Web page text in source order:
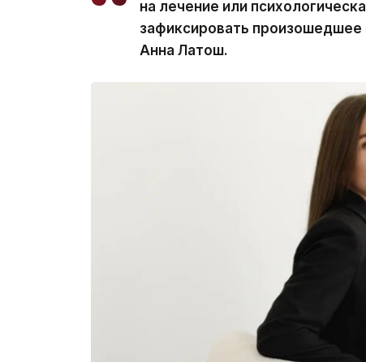
на лечение или
зафиксировать произошедшее
Анна Латош.